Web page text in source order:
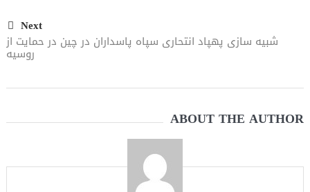
Next
شبیه‌ سازی پهپاد انتحاری سپاه پاسداران در چین در حمایت از
روسیه
ABOUT THE AUTHOR